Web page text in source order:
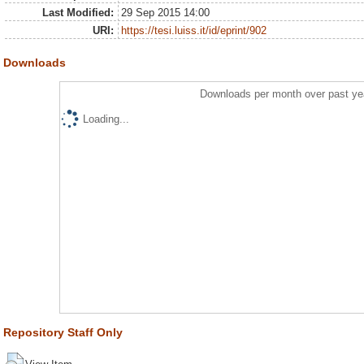
Last Modified:
29 Sep 2015 14:00
URI:
https://tesi.luiss.it/id/eprint/902
Downloads
Downloads per month over past
Loading...
Repository Staff Only